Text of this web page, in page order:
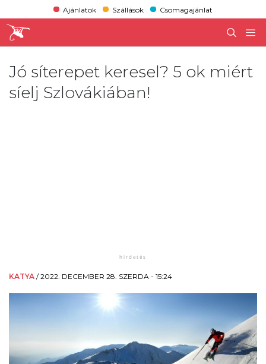
Ajánlatok Szállások Csomagajánlat
Jó síterepet keresel? 5 ok miért
síelj Szlovákiában!
KATYA /2022. DECEMBER 28. SZERDA - 15:24